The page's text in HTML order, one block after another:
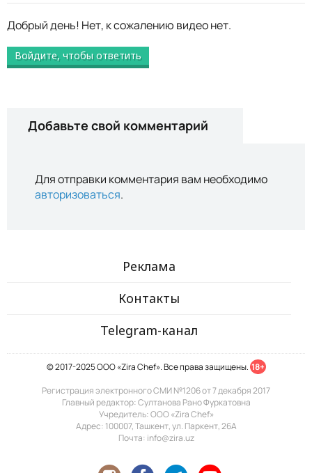
Добрый день! Нет, к сожалению видео нет.
Войдите, чтобы ответить
Добавьте свой комментарий
Для отправки комментария вам необходимо
авторизоваться.
Реклама
Контакты
Telegram-канал
© 2017-2025 ООО «Zira Chef». Все права защищены. 18+
Регистрация электронного СМИ №1206 от 7 декабря 2017
Главный редактор: Султанова Рано Фуркатовна
Учредитель: ООО «Zira Chef»
Адрес: 100007, Ташкент, ул. Паркент, 26А
Почта: info@zira.uz